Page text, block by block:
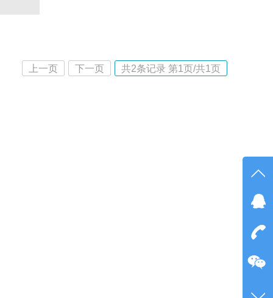
上一页 下一页 共2条记录 第1 页/共1 页
点我